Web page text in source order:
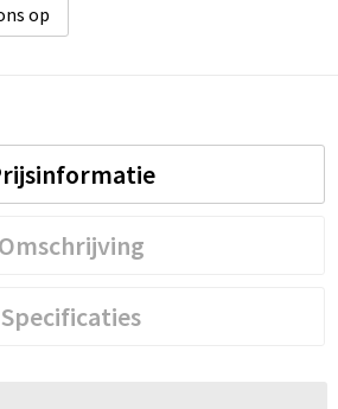
op
Omschrijving
Specificaties